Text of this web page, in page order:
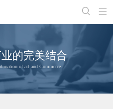


的完美结合
of art and Commerce.